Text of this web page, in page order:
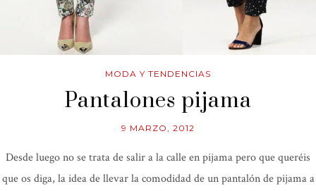
MODA Y TENDENCIAS
Pantalones pijama
9 MARZO, 2012
Desde luego no se trata de salir a la calle en pijama pero que queréis
que os diga, la idea de llevar la comodidad de un pantalón de pijama a